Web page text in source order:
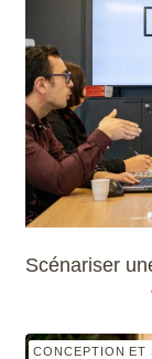
Scénariser
CONCEPTION ET